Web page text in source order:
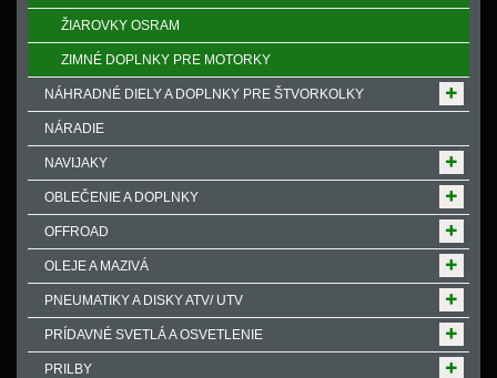
ŽIAROVKY OSRAM
ZIMNÉ DOPLNKY PRE MOTORKY
NÁHRADNÉ DIELY A DOPLNKY PRE ŠTVORKOLKY
NÁRADIE
NAVIJAKY
OBLEČENIE A DOPLNKY
OFFROAD
OLEJE A MAZIVÁ
PNEUMATIKY A DISKY ATV/ UTV
PRÍDAVNÉ SVETLÁ A OSVETLENIE
PRILBY